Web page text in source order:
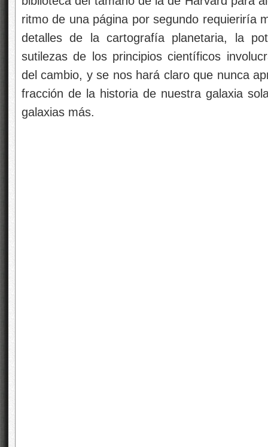
ritmo de una página por segundo requieriría
detalles de la cartografía planetaria, la
sutilezas de los principios científicos
del cambio, y se nos hará claro que nunca
fracción de la historia de nuestra galaxia
galaxias más.